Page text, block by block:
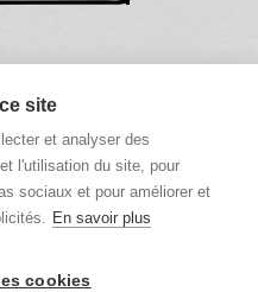
site
et analyser des
l'utilisation du site, pour
sociaux et pour améliorer et
En savoir plus
cookies